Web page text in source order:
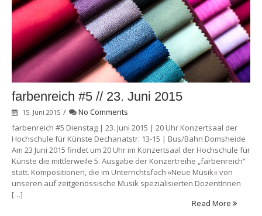
farbenreich #5 // 23. Juni 2015
15. Juni 2015 /
No Comments
farbenreich #5 Dienstag | 23. Juni 2015 | 20 Uhr Konzertsaal der
Hochschule für Künste Dechanatstr. 13-15 | Bus/Bahn Domsheide
Am 23 Juni 2015 findet um 20 Uhr im Konzertsaal der Hochschule für
Künste die mittlerweile 5. Ausgabe der Konzertreihe „farbenreich“
statt. Kompositionen, die im Unterrichtsfach »Neue Musik« von
unseren auf zeitgenössische Musik spezialisierten DozentInnen
[…]
Read More